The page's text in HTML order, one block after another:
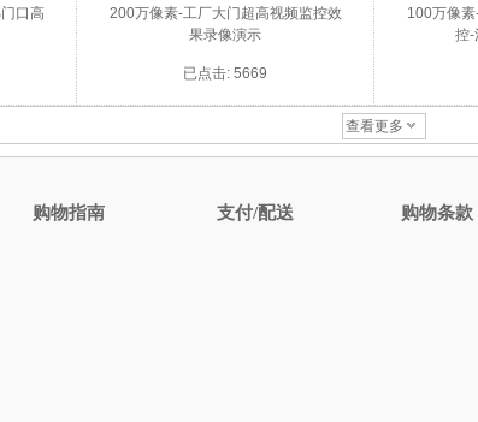
口高
200万像素-工厂大门超高视频监控效
果录像演示
已点击: 5669
100万像
控-
查看更多
购物指南 支付/配送 购物条款